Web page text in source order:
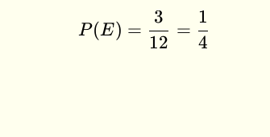
P(E) =
P (E) =
12
3
=
4
1